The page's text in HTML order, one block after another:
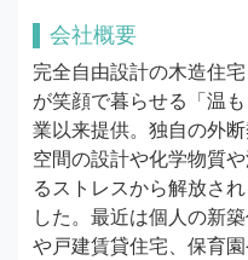
会社概要
完全自由設計の木造住
が笑顔で暮らせる「温
業以来提供。独自の外
空間の設計や化学物質
るストレスから解放さ
した。最近は個人の新
や戸建賃貸住宅、保育